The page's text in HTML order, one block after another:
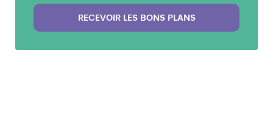
RECEVOIR LES BONS PLANS